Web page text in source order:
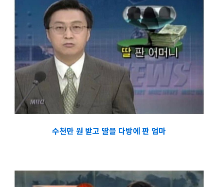
수천만 원 받고 딸을 다방에 판 엄마